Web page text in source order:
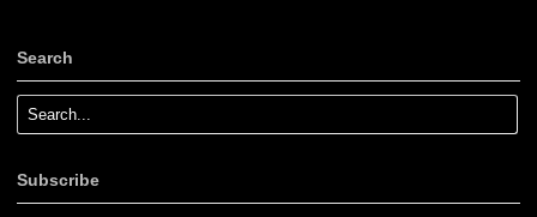
Search
Subscribe